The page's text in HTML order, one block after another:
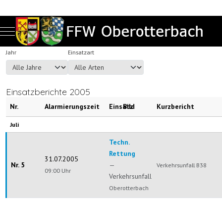
Mobile Menu Toggle
Jahr Einsatzart
Einsatzberichte 2005
Nr. Alarmierungszeit Einsatz
Bild Kurzbericht
Juli
Nr. 5
31.07.2005
09:00 Uhr
Techn.
Rettung
—
Verkehrsunfall
Oberotterbach
Verkehrsunfall B38